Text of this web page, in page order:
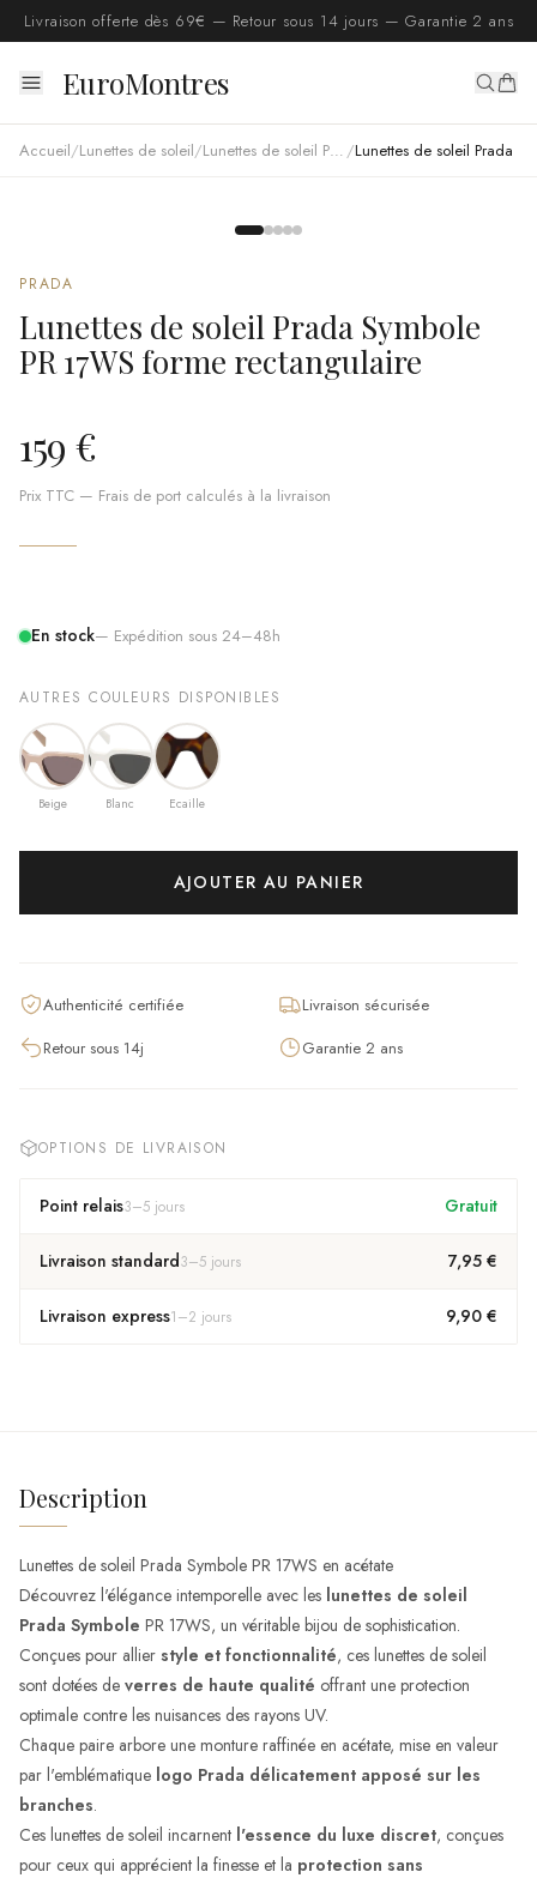
Livraison offerte dès 69€ — Retour sous 14 jours — Garantie 2 ans
EuroMontres
Accueil/Lunettes de soleil/ Lunettes de soleil Prada /
PRADA
Lunettes de soleil Prada Symbole
PR 17WS forme rectangulaire
159 €
Prix TTC — Frais de port calculés à la livraison
En stock— Expédition sous 24–48h
AUTRES COULEURS DISPONIBLES
Beige Blanc Ecaille
AJOUTER AU PANIER
Authenticité certifiée
Livraison sécurisée
Retour sous 14j
Garantie 2 ans
OPTIONS DE LIVRAISON
Point relais3–5 jours Gratuit
Livraison standard3–5 jours 7,95 €
Livraison express1–2 jours 9,90 €
Description
Lunettes de soleil Prada Symbole PR 17WS en acétate
Découvrez l'élégance intemporelle avec les lunettes de soleil
Prada Symbole PR 17WS, un véritable bijou de sophistication.
Conçues pour allier style et fonctionnalité, ces lunettes de soleil
sont dotées de verres de haute qualité offrant une protection
optimale contre les nuisances des rayons UV.
Chaque paire arbore une monture raffinée en acétate, mise en valeur
par l'emblématique logo Prada délicatement apposé sur les
branches.
Ces lunettes de soleil incarnent l'essence du luxe discret, conçues
pour ceux qui apprécient la finesse et la protection sans